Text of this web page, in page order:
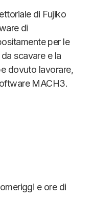
di Fujiko
di
per le
scavare e la
dovuto lavorare,
MACH3.
e ore di